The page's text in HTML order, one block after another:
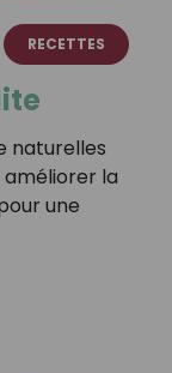
RECETTES
naturelles
la
une